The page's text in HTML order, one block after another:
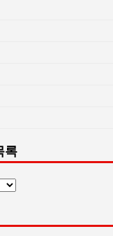
록